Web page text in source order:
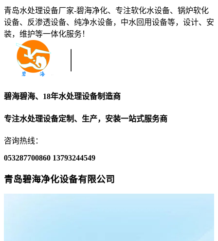
青岛水处理设备厂家-碧海净化、专注软化水设备、锅炉软化
设备、反渗透设备、纯净水设备，中水回用设备等，设计、安
装，维护等一体化服务！
碧海碧海、18年水处理设备制造商
专注水处理设备定制、生产，安装一站式服务商
咨询热线：
053287700860 13793244549
青岛碧海净化设备有限公司